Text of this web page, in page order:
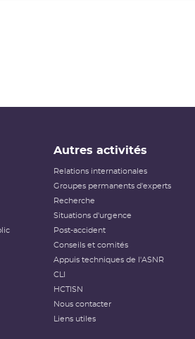
Autres activités
Relations internationales
Groupes permanents d'experts
Recherche
Situations d'urgence
Post-accident
Conseils et comités
Appuis techniques de l'ASNR
CLI
HCTISN
Nous contacter
Liens utiles